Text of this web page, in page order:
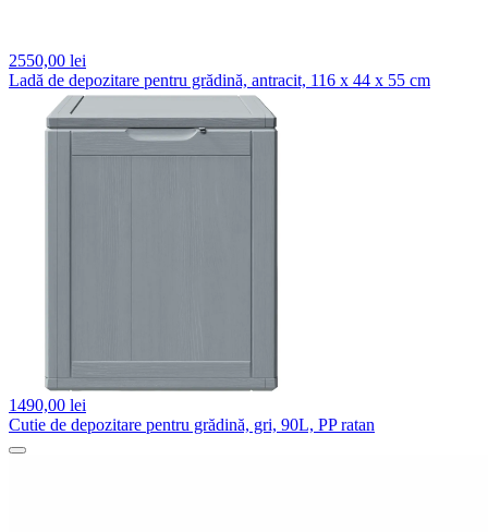
2550,00 lei
Ladă de depozitare pentru grădină, antracit, 116 x 44 x 55 cm
1490,00 lei
Cutie de depozitare pentru grădină, gri, 90L, PP ratan